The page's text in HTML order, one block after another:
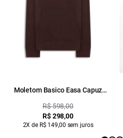
Moletom Basico Easa Capuz
R$ 598,00
R$ 298,00
2X de R$ 149,00 sem juros